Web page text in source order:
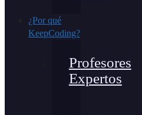
¿Por qué
KeepCoding?
Profesores
Expertos